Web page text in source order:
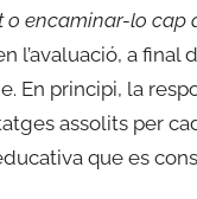
o encaminar-lo cap
a final
En principi, la
assolits per
que es